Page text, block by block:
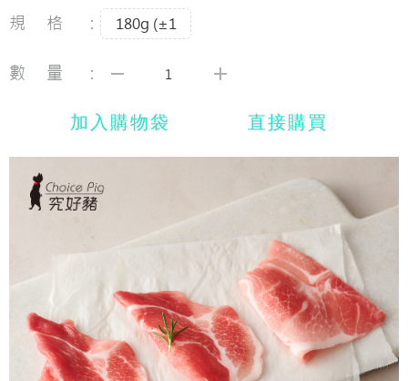
規格：
180g (±1
數量：
加入購物袋 直接購買